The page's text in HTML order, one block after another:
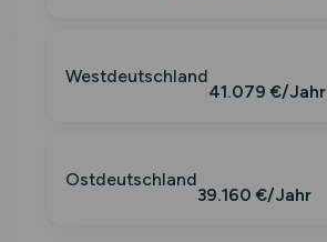
Westdeutschland
41.079 €/Jahr
Ostdeutschland
39.160 €/Jahr